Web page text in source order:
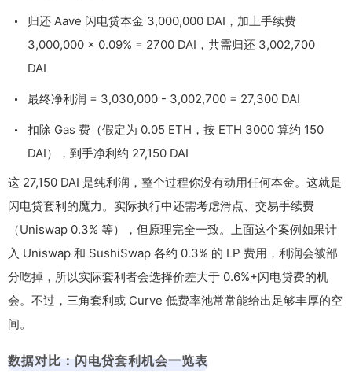
归还 Aave 闪电贷本金 3,000,000 DAI，加上手续费
3,000,000 × 0.09% = 2700 DAI，共需归还 3,002,700
DAI
最终净利润 = 3,030,000 - 3,002,700 = 27,300 DAI
扣除 Gas 费（假定为 0.05 ETH，按 ETH 3000 算约 150
DAI），到手净利约 27,150 DAI
这 27,150 DAI 是纯利润，整个过程你没有动用任何本金。这就是
闪电贷套利的魔力。实际执行中还需考虑滑点、交易手续费
（Uniswap 0.3% 等），但原理完全一致。上面这个案例如果计
入 Uniswap 和 SushiSwap 各约 0.3% 的 LP 费用，利润会被部
分吃掉，所以实际套利者会选择价差大于 0.6%+闪电贷费的机
会。不过，三角套利或 Curve 低费率池常常能给出足够丰厚的空
间。
数据对比：闪电贷套利机会一览表